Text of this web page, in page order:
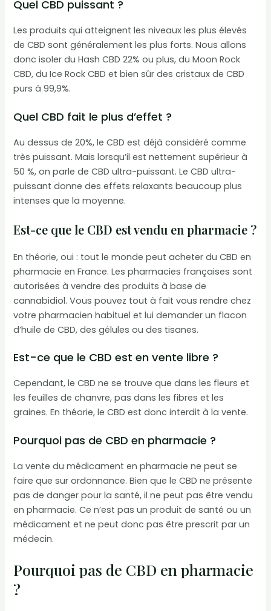
Quel CBD puissant ?
Les produits qui atteignent les niveaux les plus élevés
de CBD sont généralement les plus forts. Nous allons
donc isoler du Hash CBD 22% ou plus, du Moon Rock
CBD, du Ice Rock CBD et bien sûr des cristaux de CBD
purs à 99,9%.
Quel CBD fait le plus d’effet ?
Au dessus de 20%, le CBD est déjà considéré comme
très puissant. Mais lorsqu’il est nettement supérieur à
50 %, on parle de CBD ultra-puissant. Le CBD ultra-
puissant donne des effets relaxants beaucoup plus
intenses que la moyenne.
Est-ce que le CBD est vendu en pharmacie ?
En théorie, oui : tout le monde peut acheter du CBD en
pharmacie en France. Les pharmacies françaises sont
autorisées à vendre des produits à base de
cannabidiol. Vous pouvez tout à fait vous rendre chez
votre pharmacien habituel et lui demander un flacon
d’huile de CBD, des gélules ou des tisanes.
Est-ce que le CBD est en vente libre ?
Cependant, le CBD ne se trouve que dans les fleurs et
les feuilles de chanvre, pas dans les fibres et les
graines. En théorie, le CBD est donc interdit à la vente.
Pourquoi pas de CBD en pharmacie ?
La vente du médicament en pharmacie ne peut se
faire que sur ordonnance. Bien que le CBD ne présente
pas de danger pour la santé, il ne peut pas être vendu
en pharmacie. Ce n’est pas un produit de santé ou un
médicament et ne peut donc pas être prescrit par un
médecin.
Pourquoi pas de CBD en pharmacie
?